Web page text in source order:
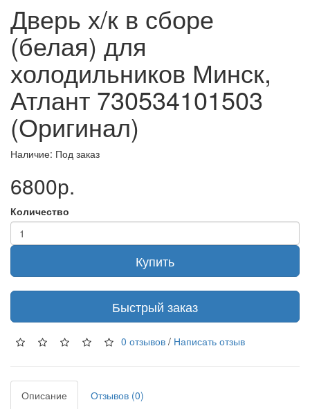
Дверь х/к в сборе
(белая) для
холодильников Минск,
Атлант 730534101503
(Оригинал)
Наличие: Под заказ
6800р.
Количество
Купить
Быстрый заказ
0 отзывов / Написать отзыв
Описание
Отзывов (0)